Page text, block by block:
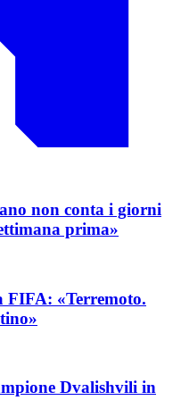
non conta i giorni
prima»
FIFA: «Terremoto.
Dvalishvili in